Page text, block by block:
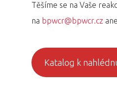
Těšíme se na Vaše
na bpwcr@bpwcr.cz
Katalog k